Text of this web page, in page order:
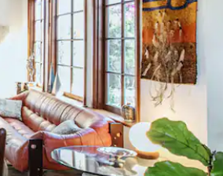
genom att trycka eller svepa.